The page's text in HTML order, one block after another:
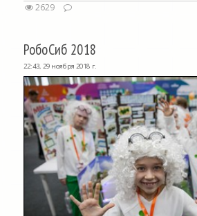
2629
РобоСиб 2018
22:43, 29 ноября 2018 г.